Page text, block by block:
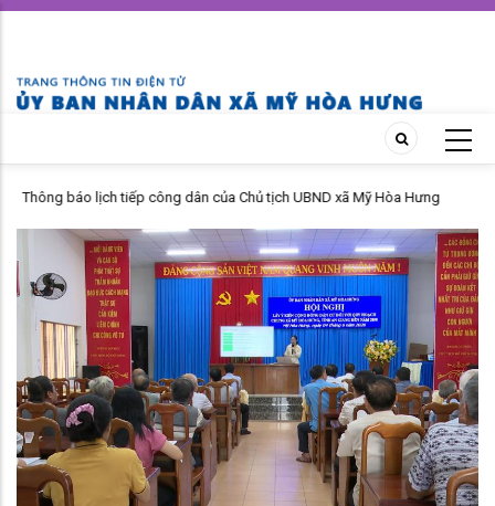
Skip
content
công dân của Chủ tịch UBND xã Mỹ Hòa Hưng
Thông báo lịch tiếp
tháng 04 năm 2026